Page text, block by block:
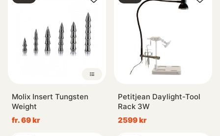
Molix Insert Tungsten
Weight
fr. 69 kr
Petitjean Daylight-Tool
Rack 3W
2599 kr